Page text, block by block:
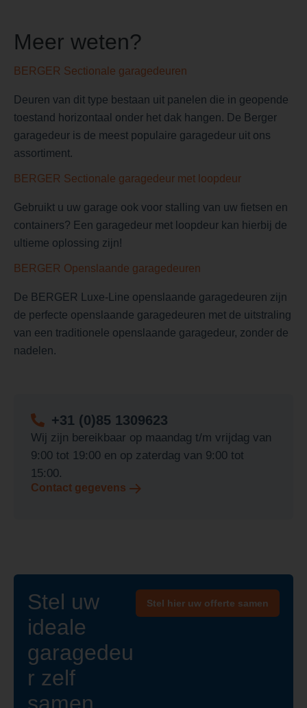
Meer weten?
BERGER Sectionale garagedeuren
Deuren van dit type bestaan uit panelen die in geopende
toestand horizontaal onder het dak hangen. De Berger
garagedeur is de meest populaire garagedeur uit ons
assortiment.
BERGER Sectionale garagedeur met loopdeur
Gebruikt u uw garage ook voor stalling van uw fietsen en
containers? Een garagedeur met loopdeur kan hierbij de
ultieme oplossing zijn!
BERGER Openslaande garagedeuren
De BERGER Luxe-Line openslaande garagedeuren zijn
de perfecte openslaande garagedeuren met de uitstraling
van een traditionele openslaande garagedeur, zonder de
nadelen.
+31 (0)85 1309623
Wij zijn bereikbaar op maandag t/m vrijdag van
9:00 tot 19:00 en op zaterdag van 9:00 tot
15:00.
Contact gegevens
Stel uw
ideale
garagedeu
r zelf
Stel hier uw offerte samen